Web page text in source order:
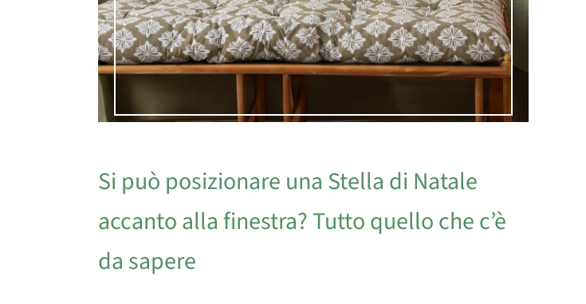
Si può posizionare una Stella di Natale
accanto alla finestra? Tutto quello che c’è
da sapere